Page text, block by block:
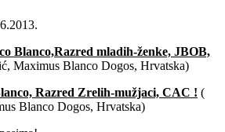
Blanco,Razred mladih-ženke, JBOB,
Maximus Blanco Dogos, Hrvatska)
Razred Zrelih-mužjaci, CAC ! (
Blanco Dogos, Hrvatska)